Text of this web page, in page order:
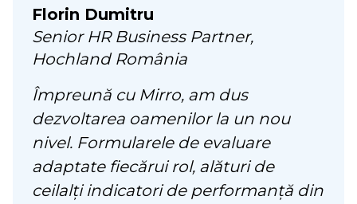
Florin Dumitru
Senior HR Business Partner,
Hochland România
Împreună cu Mirro, am dus
dezvoltarea oamenilor la un nou
nivel. Formularele de evaluare
adaptate fiecărui rol, alături de
ceilalți indicatori de performanță din